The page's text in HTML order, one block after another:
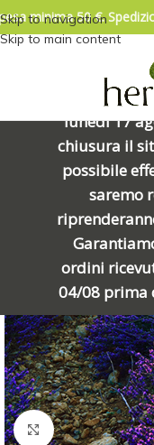
04/08/2026.
15:00
pausa e
lunedì 17
chiusura il
possibile
saremo
ordini
04/08 prima
Skip to navigation
Skip to main content
minima 50 €.
Click to enlarge